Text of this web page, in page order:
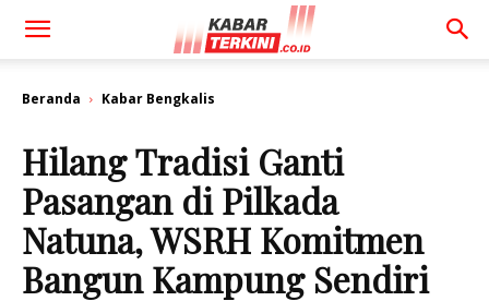
Beranda Kabar Bengkalis
Hilang Tradisi Ganti
Pasangan di Pilkada
Natuna, WSRH Komitmen
Bangun Kampung Sendiri